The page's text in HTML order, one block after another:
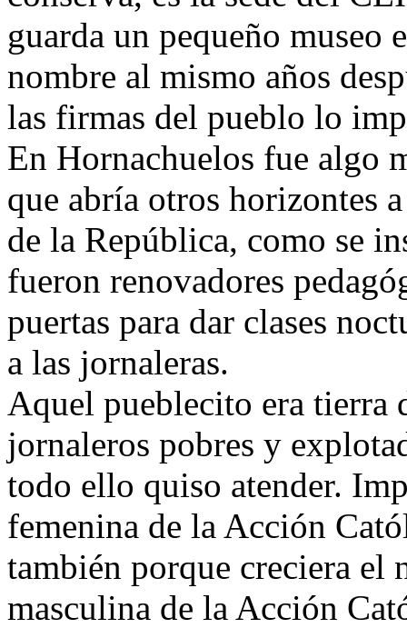
guarda un pequeño museo
nombre al mismo años
las firmas del pueblo lo
En Hornachuelos fue algo
que abría otros horizontes
de la República, como se
fueron renovadores
puertas para dar clases
a las jornaleras.
Aquel pueblecito era tierra
jornaleros pobres y
todo ello quiso atender.
femenina de la Acción
también porque creciera el
masculina de la Acción